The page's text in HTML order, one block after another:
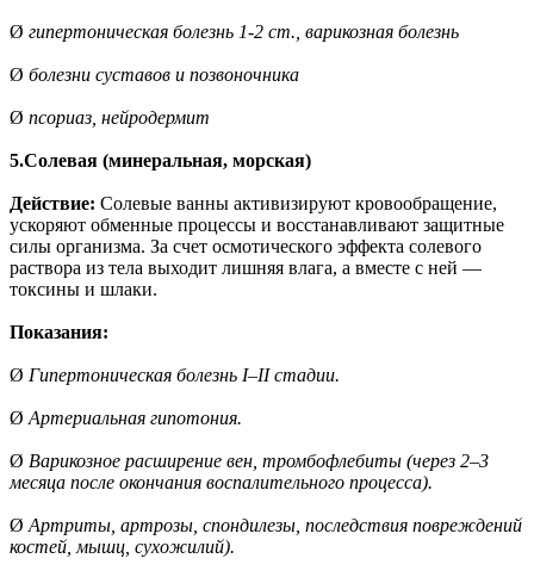
Ø гипертоническая болезнь 1-2 ст., варикозная болезнь
Ø болезни суставов и позвоночника
Ø псориаз, нейродермит
5.Солевая (минеральная, морская)
Действие: Солевые ванны активизируют кровообращение,
ускоряют обменные процессы и восстанавливают защитные
силы организма. За счет осмотического эффекта солевого
раствора из тела выходит лишняя влага, а вместе с ней —
токсины и шлаки.
Показания:
Ø Гипертоническая болезнь I–II стадии.
Ø Артериальная гипотония.
Ø Варикозное расширение вен, тромбофлебиты (через 2–3
месяца после окончания воспалительного процесса).
Ø Артриты, артрозы, спондилезы, последствия повреждений
костей, мышц, сухожилий).